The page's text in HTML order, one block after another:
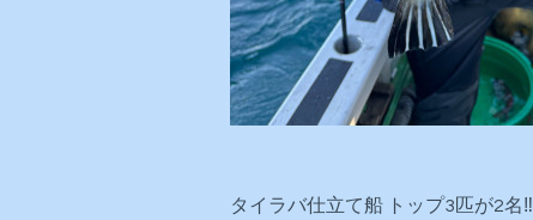
タイラバ仕立て船 トップ3匹が2名‼️